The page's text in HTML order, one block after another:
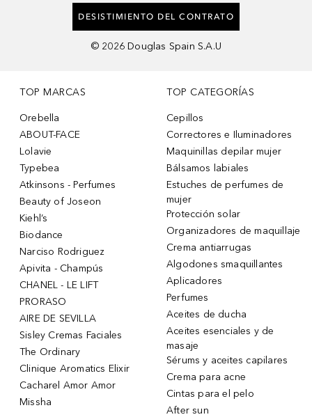
DESISTIMIENTO DEL CONTRATO
© 2026 Douglas Spain S.A.U
TOP MARCAS
Orebella
ABOUT-FACE
Lolavie
Typebea
Atkinsons - Perfumes
Beauty of Joseon
Kiehl’s
Biodance
Narciso Rodriguez
Apivita - Champús
CHANEL - LE LIFT
PRORASO
AIRE DE SEVILLA
Sisley Cremas Faciales
The Ordinary
Clinique Aromatics Elixir
Cacharel Amor Amor
Missha
TOP CATEGORÍAS
Cepillos
Correctores e Iluminadores
Maquinillas depilar mujer
Bálsamos labiales
Estuches de perfumes de
mujer
Protección solar
Organizadores de maquillaje
Crema antiarrugas
Algodones smaquillantes
Aplicadores
Perfumes
Aceites de ducha
Aceites esenciales y de
masaje
Sérums y aceites capilares
Crema para acne
Cintas para el pelo
After sun